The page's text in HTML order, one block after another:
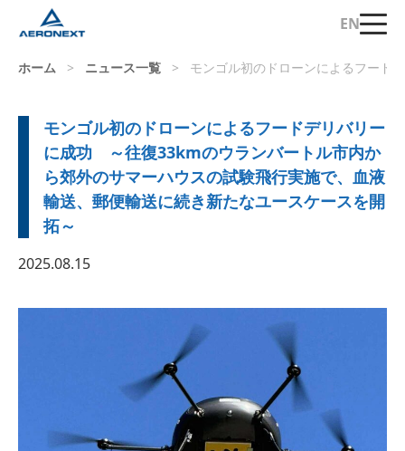
EN
ホーム > ニュース一覧 > モンゴル初のドローンによるフード
モンゴル初のドローンによるフードデリバリー
に成功 ～往復33kmのウランバートル市内か
ら郊外のサマーハウスの試験飛行実施で、血液
輸送、郵便輸送に続き新たなユースケースを開
拓～
2025.08.15